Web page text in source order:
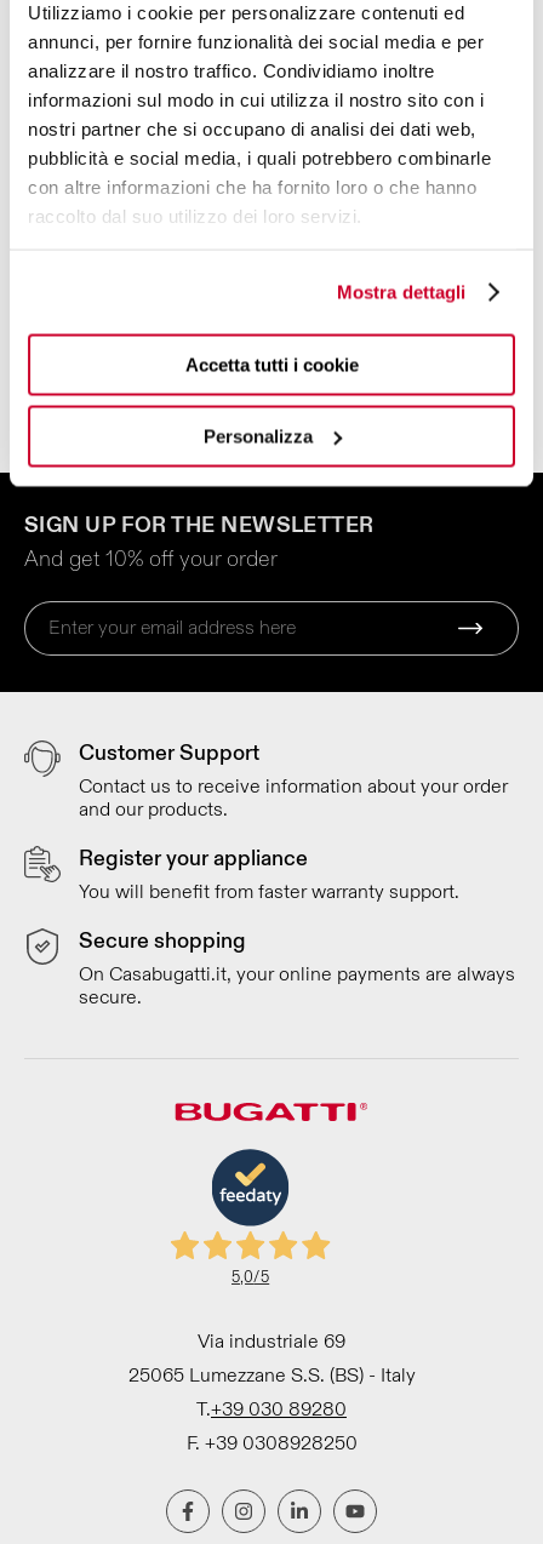
Utilizziamo i cookie per personalizzare contenuti ed
annunci, per fornire funzionalità dei social media e per
analizzare il nostro traffico. Condividiamo inoltre
informazioni sul modo in cui utilizza il nostro sito con i
nostri partner che si occupano di analisi dei dati web,
pubblicità e social media, i quali potrebbero combinarle
con altre informazioni che ha fornito loro o che hanno
raccolto dal suo utilizzo dei loro servizi.
Mostra dettagli
Accetta tutti i cookie
Personalizza
DESIGN BY
ALESSANDRO
PARASCANDOLO
THE KNOWLEDGEABLE STYLE
AFICIONADO WITH A FOCUS ON FASHION.
FIND OUT MORE
SIGN UP FOR THE NEWSLETTER
And get 10% off your order
Customer Support
Contact us to receive information about your order
and our products.
Register your appliance
You will benefit from faster warranty support.
Secure shopping
On Casabugatti.it, your online payments are always
secure.
5,0/5
Via industriale 69
25065 Lumezzane S.S. (BS) - Italy
T.+39 030 89280
F. +39 0308928250